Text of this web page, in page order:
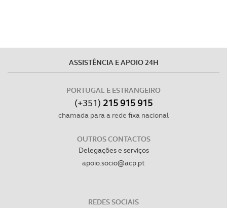
disponibilizados.
Consulte a política de cookies do site.
ASSISTÊNCIA E APOIO 24H
PORTUGAL E ESTRANGEIRO
(+351) 215 915 915
chamada para a rede fixa nacional
OUTROS CONTACTOS
Delegações e serviços
apoio.socio@acp.pt
REDES SOCIAIS